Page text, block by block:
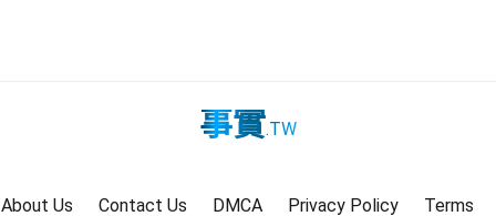
事實.TW
About Us Contact Us DMCA Privacy Policy Terms